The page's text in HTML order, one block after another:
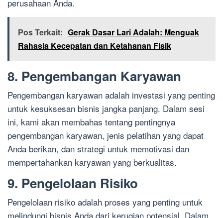
perusahaan Anda.
Pos Terkait: Gerak Dasar Lari Adalah: Menguak
Rahasia Kecepatan dan Ketahanan Fisik
8. Pengembangan Karyawan
Pengembangan karyawan adalah investasi yang penting
untuk kesuksesan bisnis jangka panjang. Dalam sesi
ini, kami akan membahas tentang pentingnya
pengembangan karyawan, jenis pelatihan yang dapat
Anda berikan, dan strategi untuk memotivasi dan
mempertahankan karyawan yang berkualitas.
9. Pengelolaan Risiko
Pengelolaan risiko adalah proses yang penting untuk
melindungi bisnis Anda dari kerugian potensial. Dalam